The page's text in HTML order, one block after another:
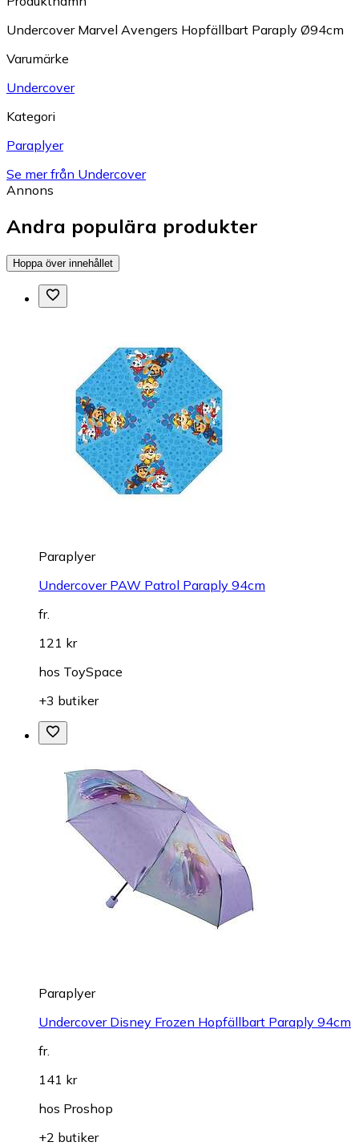
Undercover Marvel Avengers Hopfällbart Paraply Ø94cm
Varumärke
Undercover
Kategori
Paraplyer
Se mer från Undercover
Annons
Andra populära produkter
Hoppa över innehållet
Paraplyer
Undercover PAW Patrol Paraply 94cm
fr.
121 kr
hos ToySpace
+3 butiker
Paraplyer
Undercover Disney Frozen Hopfällbart Paraply 94cm
fr.
141 kr
hos Proshop
+2 butiker